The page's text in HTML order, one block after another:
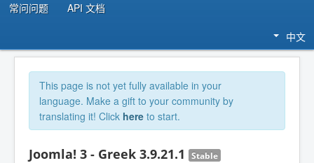
常问问题 API 文档
中文
This page is not yet fully available in your
language. Make a gift to your community by
translating it! Click here to start.
Joomla! 3 - Greek 3.9.21.1 Stable